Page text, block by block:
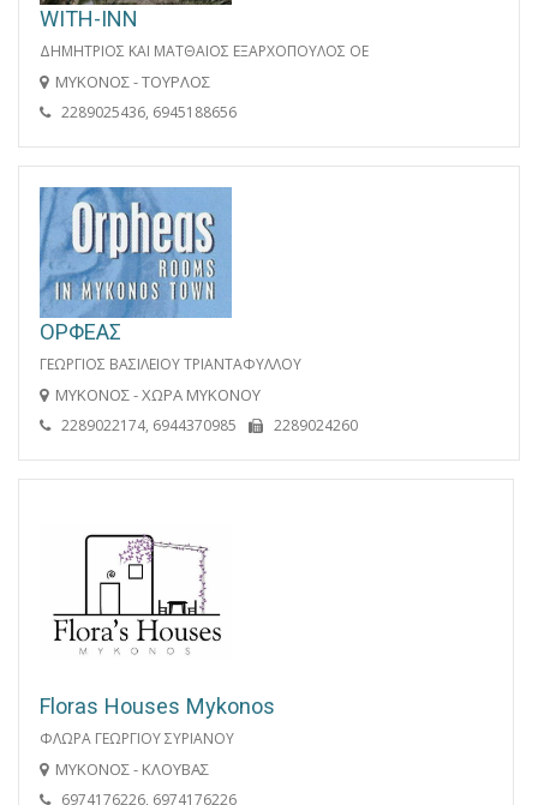
WITH-INN
ΔΗΜΗΤΡΙΟΣ ΚΑΙ ΜΑΤΘΑΙΟΣ ΕΞΑΡΧΟΠΟΥΛΟΣ ΟΕ
ΜΥΚΟΝΟΣ - ΤΟΥΡΛΟΣ
2289025436, 6945188656
ΟΡΦΕΑΣ
ΓΕΩΡΓΙΟΣ ΒΑΣΙΛΕΙΟΥ ΤΡΙΑΝΤΑΦΥΛΛΟΥ
ΜΥΚΟΝΟΣ - ΧΩΡΑ ΜΥΚΟΝΟΥ
2289022174, 6944370985 2289024260
Floras Houses Mykonos
ΦΛΩΡΑ ΓΕΩΡΓΙΟΥ ΣΥΡΙΑΝΟΥ
ΜΥΚΟΝΟΣ - ΚΛΟΥΒΑΣ
6974176226, 6974176226